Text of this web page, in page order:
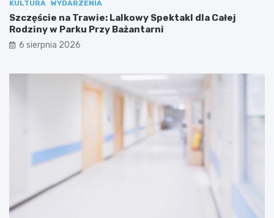
KULTURA WYDARZENIA
Szczęście na Trawie: Lalkowy Spektakl dla Całej
Rodziny w Parku Przy Bażantarni
6 sierpnia 2026